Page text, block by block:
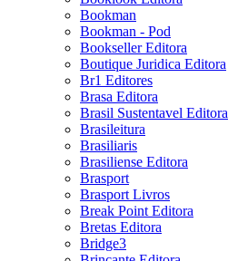
Bookman
Bookman - Pod
Bookseller Editora
Boutique Juridica Editora
Br1 Editores
Brasa Editora
Brasil Sustentavel Editora
Brasileitura
Brasiliaris
Brasiliense Editora
Brasport
Brasport Livros
Break Point Editora
Bretas Editora
Bridge3